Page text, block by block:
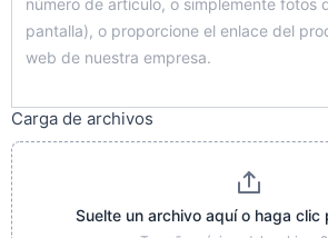
Carga de archivos
Suelte un archivo aquí o haga clic